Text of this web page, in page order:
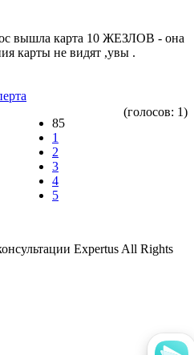
вышла карта 10 ЖЕЗЛОВ - она
карты не видят ,увы .
85
1
2
3
4
5
(голосов: 1)
Expertus All Rights